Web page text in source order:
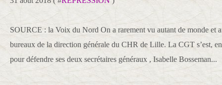
SOURCE : la Voix du Nord On a rarement vu autant de monde et
bureaux de la direction générale du CHR de Lille. La CGT s’est,
pour défendre ses deux secrétaires généraux , Isabelle Bosseman...